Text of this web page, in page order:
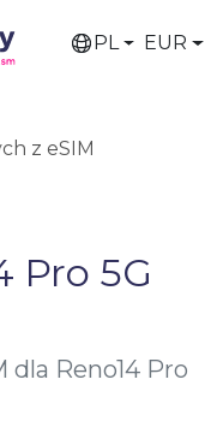
PL EUR
z eSIM
Pro 5G
dla Reno14 Pro